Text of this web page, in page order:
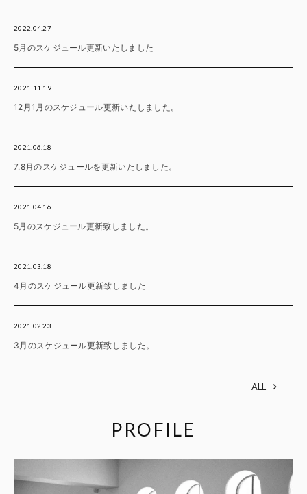
2022.04.27
5月のスケジュール更新いたしました
2021.11.19
12月1月のスケジュール更新いたしました。
2021.06.18
7.8月のスケジュールを更新いたしました。
2021.04.16
5月のスケジュール更新致しました。
2021.03.18
4月のスケジュール更新致しました
2021.02.23
3月のスケジュール更新致しました。
ALL
PROFILE